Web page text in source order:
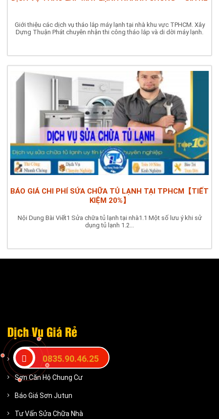
Giới thiệu các dịch vụ tháo lắp máy lạnh tại nhà khu vực TPHCM. Xây
Dựng Thuận Phát chuyên nhận thi công tháo lắp và di dời máy lạnh.
BÁO GIÁ CHI PHÍ SỬA CHỮA TỦ LẠNH TẠI TPHCM【TIẾT
KIỆM 20%】
Nội Dung Bài Viết1 Sửa chữa tủ lạnh tại nhà1.1 Một số lưu ý khi sử
dụng tủ lạnh 1.2...
Dịch Vụ Giá Rẻ
Dịch vụ sơn nhà giá rẻ
Sơn Căn Hộ Chung Cư
Báo Giá Sơn Jutun
Tư Vấn Sửa Chữa Nhà
0835.90.46.25